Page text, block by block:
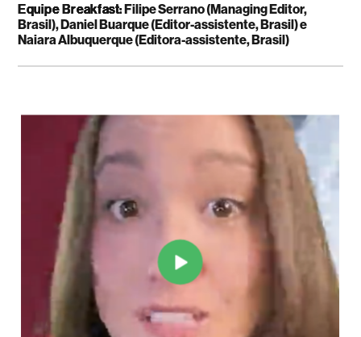
Equipe Breakfast:Filipe Serrano (Managing Editor,
Brasil), Daniel Buarque (Editor-assistente, Brasil) e
Naiara Albuquerque (Editora-assistente, Brasil)